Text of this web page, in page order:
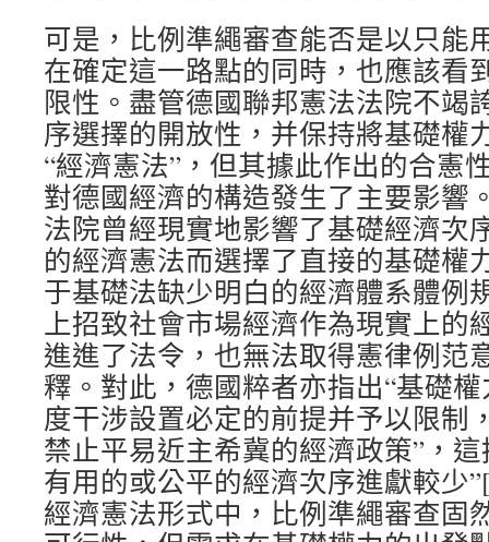
可是，比例準繩審查能否是以只能
在確定這一路點的同時，也應該看
限性。盡管德國聯邦憲法法院不竭
序選擇的開放性，并保持將基礎權
“經濟憲法”，但其據此作出的合憲
對德國經濟的構造發生了主要影響
法院曾經現實地影響了基礎經濟次
的經濟憲法而選擇了直接的基礎權
于基礎法缺少明白的經濟體系體例
上招致社會市場經濟作為現實上的
進進了法令，也無法取得憲律例范
釋。對此，德國粹者亦指出“基礎
度干涉設置必定的前提并予以限制
禁止平易近主希冀的經濟政策”，
有用的或公平的經濟次序進獻較少
經濟憲法形式中，比例準繩審查固